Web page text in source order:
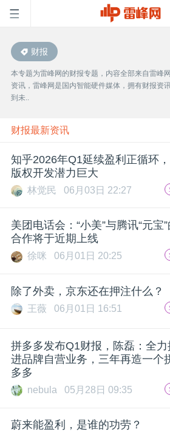
首
页
雷
峰
公
课
活
中
财报
本专题为雷峰网的财报专题，内容全部来自雷峰
资讯，雷峰网是国内智能硬件媒体，拥有财报资
到未..
财报最新资讯
知乎2026年Q1延续盈利正循环
版权开发潜力巨大
林觉民 06月03日 22:27
美团电话会：“小美”与腾讯“元宝”
合作将于近期上线
徐咪 06月01日 20:25
除了外卖，京东还在押注什么？
王薇 06月01日 16:51
拼多多发布Q1财报，陈磊：全力
进品牌自营业务，三年再造一个
多多
nebula 05月28日 09:35
蔚来能盈利，是谁的功劳？